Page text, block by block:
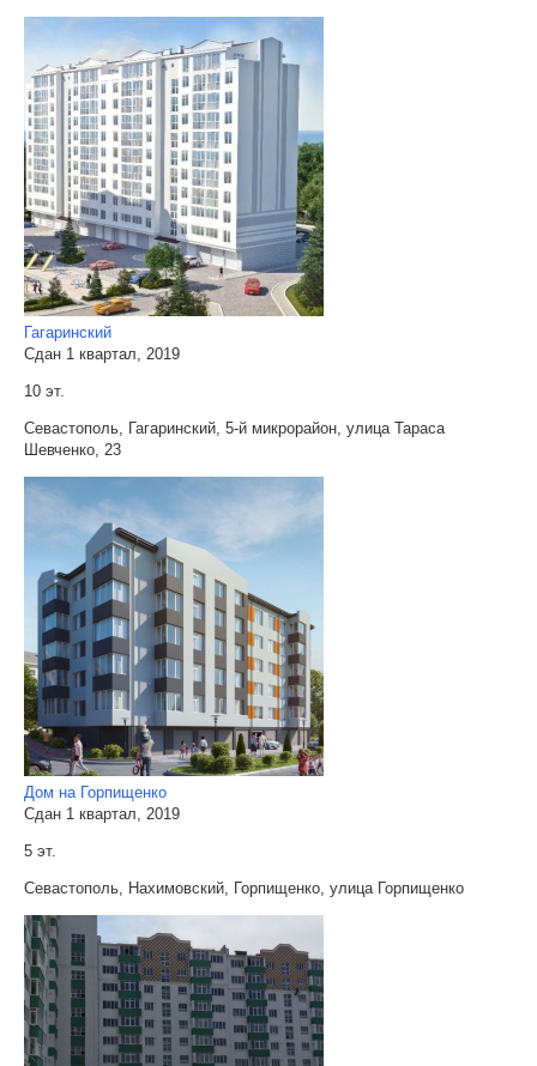
Гагаринский
Сдан 1 квартал, 2019
10 эт.
Севастополь, Гагаринский, 5-й микрорайон, улица Тараса
Шевченко, 23
Дом на Горпищенко
Сдан 1 квартал, 2019
5 эт.
Севастополь, Нахимовский, Горпищенко, улица Горпищенко